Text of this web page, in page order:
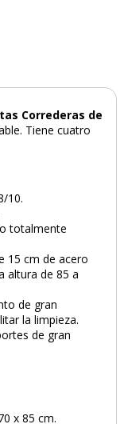
Correderas de
Tiene cuatro
10.
totalmente
15 cm de acero
altura de 85 a
de gran
la limpieza.
de gran
x 85 cm.